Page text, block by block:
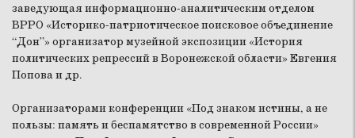
заведующая информационно-аналитическим отделом
ВРРО «Историко-патриотическое поисковое объединение
“Дон”» организатор музейной экспозиции «История
политических репрессий в Воронежской области» Евгения
Попова и др.
Организаторами конференции «Под знаком истины, а не
пользы: память и беспамятство в современной России»